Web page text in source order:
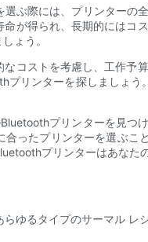
ぶ際には、プリンター
が得られ、長期的には
ょう。
コストを考慮し、工作
リンターを探しましょ
プリンターを見
ったプリンターを選ぶ
プリンターはあな
ゆるタイプのサーマル レ